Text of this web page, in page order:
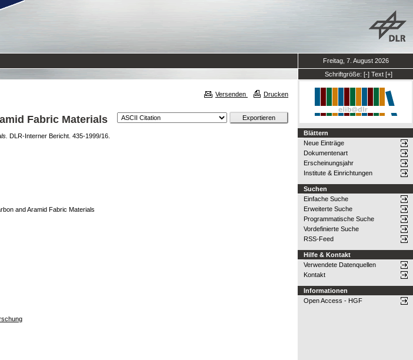
Freitag, 7. August 2026
Schriftgröße: [-] Text [+]
Versenden Drucken
Fabric Materials
DLR-Interner Bericht. 435-1999/16.
and Aramid Fabric Materials
Blättern
Neue Einträge
Dokumentenart
Erscheinungsjahr
Institute & Einrichtungen
Suchen
Einfache Suche
Erweiterte Suche
Programmatische Suche
Vordefinierte Suche
RSS-Feed
Hilfe & Kontakt
Verwendete Datenquellen
Kontakt
Informationen
Open Access - HGF